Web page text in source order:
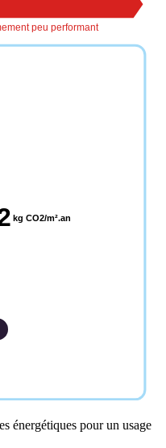
peu performant
kg CO2/m².an
énergétiques pour un usage